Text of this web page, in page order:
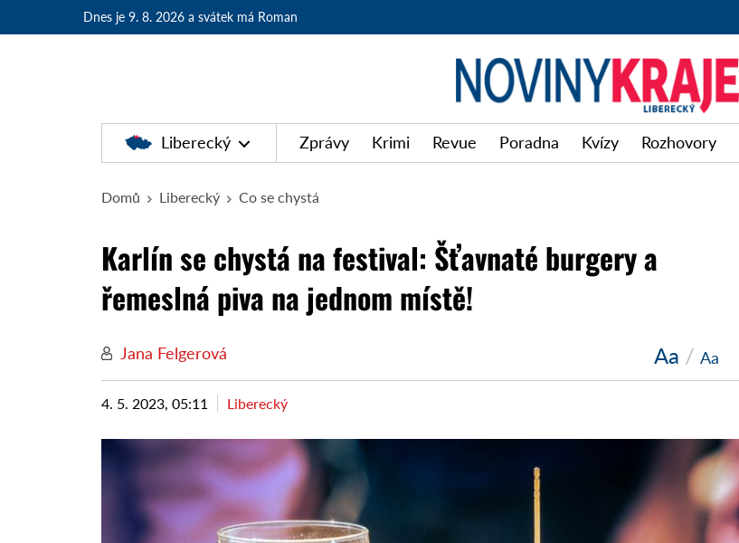
Dnes je 9. 8. 2026 a svátek má Roman
Liberecký Zprávy Krimi Revue Poradna Kvízy Rozhovory
Domů Liberecký Co se chystá
Karlín se chystá na festival: Šťavnaté burgery a
řemeslná piva na jednom místě!
Jana Felgerová Aa / Aa
4. 5. 2023, 05:11 Liberecký